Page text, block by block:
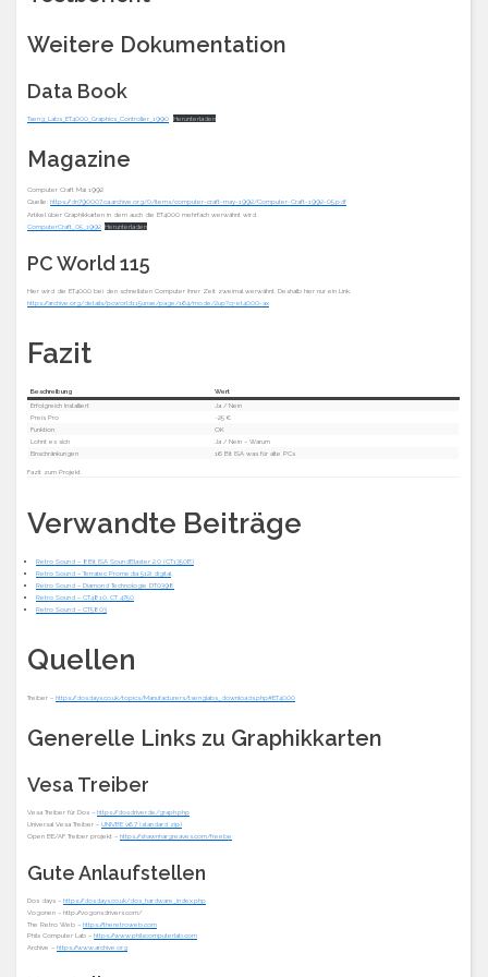
Weitere Dokumentation
Data Book
Tseng_Labs_ET4000_Graphics_Controller_1990 Herunterladen
Magazine
Computer Craft Mai 1992
Quelle: https://dn790007.ca.archive.org/0/items/computer-craft-may-1992/Computer-Craft-1992-05.pdf
Artikel über Graphikkarten in dem auch die ET4000 mehrfach werwähnt wird.
ComputerCraft_05_1992 Herunterladen
PC World 115
Hier wird die ET4000 bei den schnellsten Computer ihrer Zeit zweimal werwähnt. Deshalb hier nur ein Link.
https://archive.org/details/pcworld115unse/page/164/mode/2up?q=et4000-ax
Fazit
Beschreibung
Wert
Erfolgreich Installiert
Ja / Nein
Preis Pro
~25 €
Funktion
OK
Lohnt es sich
Ja / Nein – Warum
Einschränkungen
16 Bit ISA was für alte PCs
Fazit zum Projekt
Verwandte Beiträge
Retro Sound – 8Bit ISA SoundBlaster 2.0 (CT1350B)
Retro Sound – Terratec Promedia 512i digital
Retro Sound – Diamond Technologie DT0398
Retro Sound – CT4810, CT 4750
Retro Sound – CT5803
Quellen
Treiber – https://dosdays.co.uk/topics/Manufacturers/tsenglabs_downloads.php#ET4000
Generelle Links zu Graphikkarten
Vesa Treiber
Vesa Treiber für Dos – https://dosdriver.de/graph.php
Universal Vesa Treiber – UNIVBE v6.7 (standard zip)
Open BE/AF Treiber projekt – https://shawnhargreaves.com/freebe
Gute Anlaufstellen
Dos days – https://dosdays.co.uk/dos_hardware_index.php
Vogonen – http://vogonsdrivers.com/
The Retro Web – https://theretroweb.com
Phils Computer Lab – https://www.philscomputerlab.com
Archive – https://www.archive.org